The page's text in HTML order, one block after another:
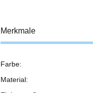
Merkmale
Produkteigenschaft
Wert
Farbe:
Material: